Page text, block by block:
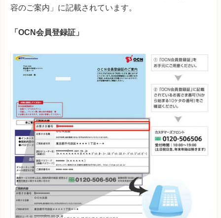
容のご案内」に記載されています。
「OCN会員登録証」